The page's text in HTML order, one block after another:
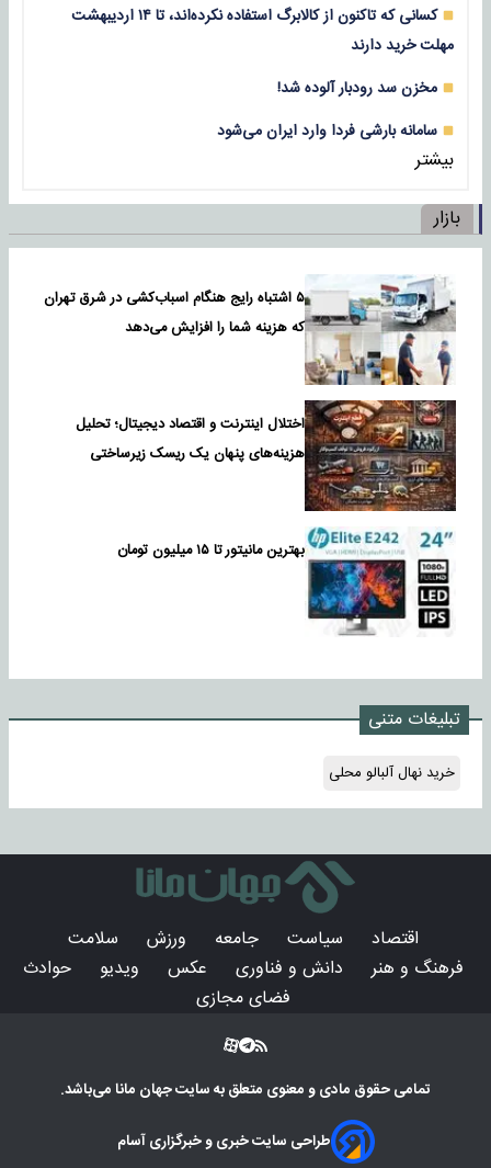
کسانی که تاکنون از کالابرگ استفاده نکرده‌اند، تا ۱۴ اردیبهشت
مهلت خرید دارند
مخزن سد رودبار آلوده شد!
سامانه بارشی فردا وارد ایران می‌شود
بیشتر
بازار
۵ اشتباه رایج هنگام اسباب‌کشی در شرق تهران
که هزینه شما را افزایش می‌دهد
اختلال اینترنت و اقتصاد دیجیتال؛ تحلیل
هزینه‌های پنهان یک ریسک زیرساختی
بهترین مانیتور تا ۱۵ میلیون تومان
تبلیغات متنی
خرید نهال آلبالو محلی
اقتصاد سیاست جامعه ورزش
سلامت
فرهنگ و هنر
دانش و فناوری عکس ویدیو
حوادث
فضای مجازی
تمامی حقوق مادی و معنوی متعلق به سایتجهان مانامی‌باشد.
طراحی سایت خبری و خبرگزاری آسام